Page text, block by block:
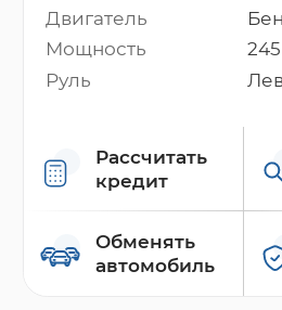
Двигатель
Мощность
Руль
Рассчитать
кредит
Обменять
автомобиль